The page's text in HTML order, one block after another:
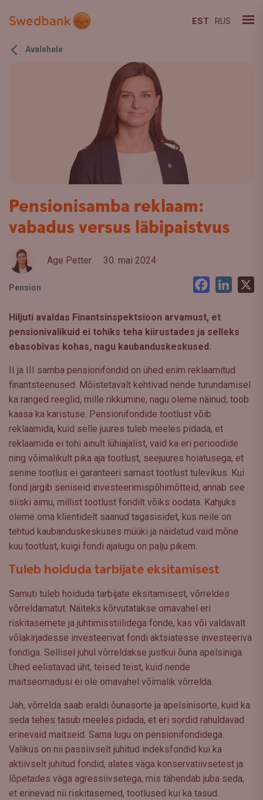
EST RUS
Avalehele
Pensionisamba reklaam:
vabadus versus läbipaistvus
Age Petter 30. mai 2024
Pension Facebook
Hiljuti avaldas Finantsinspektsioon arvamust, et
pensionivalikuid ei tohiks teha kiirustades ja selleks
ebasobivas kohas, nagu kaubanduskeskused.
II ja III samba pensionifondid on ühed enim reklaamitud
finantsteenused. Mõistetavalt kehtivad nende turundamisel
ka ranged reeglid, mille rikkumine, nagu oleme näinud, toob
kaasa ka karistuse. Pensionifondide tootlust võib
reklaamida, kuid selle juures tuleb meeles pidada, et
reklaamida ei tohi ainult lühiajalist, vaid ka eri perioodide
ning võimalikult pika aja tootlust, seejuures hoiatusega, et
senine tootlus ei garanteeri sarnast tootlust tulevikus. Kui
fond järgib seniseid investeerimispõhimõtteid, annab see
siiski aimu, millist tootlust fondilt võiks oodata. Kahjuks
oleme oma klientidelt saanud tagasisidet, kus neile on
tehtud kaubanduskeskuses müüki ja näidatud vaid mõne
kuu tootlust, kuigi fondi ajalugu on palju pikem.
Tuleb hoiduda tarbijate eksitamisest
Samuti tuleb hoiduda tarbijate eksitamisest, võrreldes
võrreldamatut. Näiteks kõrvutatakse omavahel eri
riskitasemete ja juhtimisstiilidega fonde, kas või valdavalt
võlakirjadesse investeerivat fondi aktsiatesse investeeriva
fondiga. Sellisel juhul võrreldakse justkui õuna apelsiniga.
Ühed eelistavad üht, teised teist, kuid nende
maitseomadusi ei ole omavahel võimalik võrrelda.
Jah, võrrelda saab eraldi õunasorte ja apelsinisorte, kuid ka
seda tehes tasub meeles pidada, et eri sordid rahuldavad
erinevaid maitseid. Sama lugu on pensionifondidega.
Valikus on nii passiivselt juhitud indeksfondid kui ka
aktiivselt juhitud fondid, alates väga konservatiivsetest ja
lõpetades väga agressiivsetega, mis tähendab juba seda,
et erinevad nii riskitasemed, tootlused kui ka tasud.